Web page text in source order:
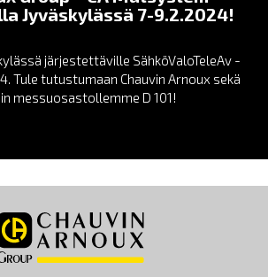
Jyväskylässä 7-9.2.2024!
järjestettäville SähköValoTeleAv -
Tule tutustumaan Chauvin Arnoux sekä
messuosastollemme D 101!